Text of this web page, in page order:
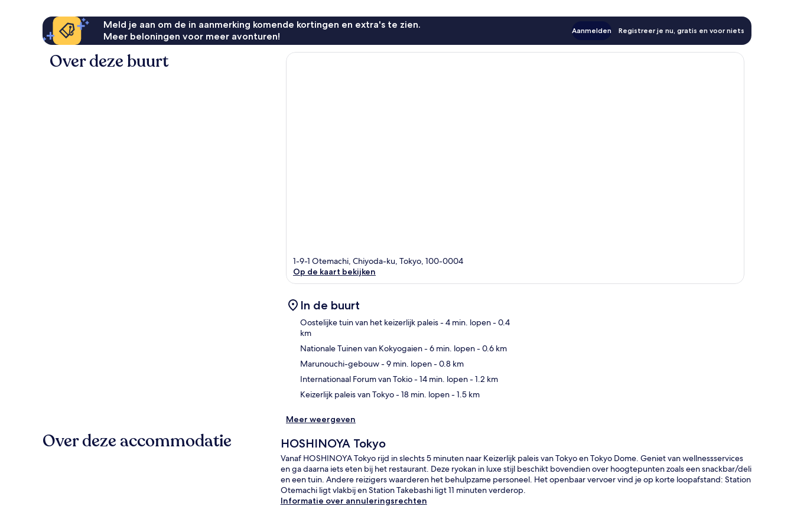
Meld je aan om de in aanmerking komende kortingen en extra's te zien.
Meer beloningen voor meer avonturen!
Aanmelden Registreer je nu, gratis en voor niets
Over deze buurt
1-9-1 Otemachi, Chiyoda-ku, Tokyo, 100-0004
Op de kaart bekijken
In de buurt
Oostelijke tuin van het keizerlijk paleis- 4 min. lopen- 0.4
km
Nationale Tuinen van Kokyogaien- 6 min. lopen- 0.6 km
Marunouchi-gebouw- 9 min. lopen- 0.8 km
Internationaal Forum van Tokio- 14 min. lopen- 1.2 km
Keizerlijk paleis van Tokyo- 18 min. lopen- 1.5 km
Meer weergeven
Over deze accommodatie HOSHINOYA Tokyo
Vanaf HOSHINOYA Tokyo rijd in slechts 5 minuten naar Keizerlijk paleis van Tokyo en Tokyo Dome. Geniet van wellnessservices
en ga daarna iets eten bij het restaurant. Deze ryokan in luxe stijl beschikt bovendien over hoogtepunten zoals een snackbar/deli
en een tuin. Andere reizigers waarderen het behulpzame personeel. Het openbaar vervoer vind je op korte loopafstand: Station
Otemachi ligt vlakbij en Station Takebashi ligt 11 minuten verderop.
Informatie over annuleringsrechten